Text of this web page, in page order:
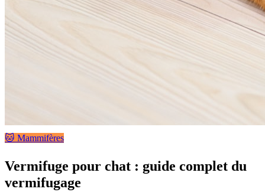
🐱 Mammifères
Vermifuge pour chat : guide complet du
vermifugage